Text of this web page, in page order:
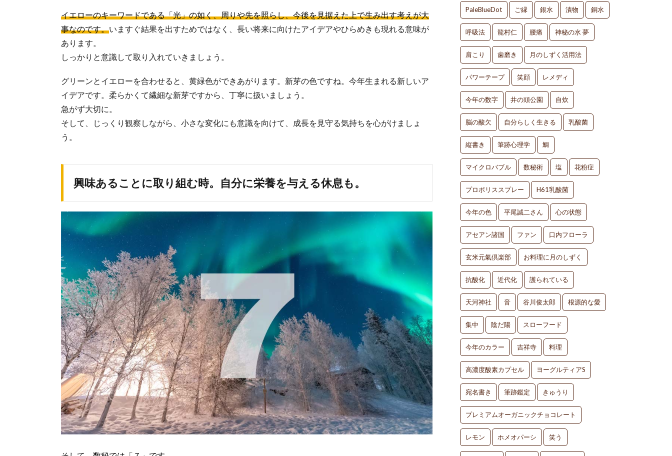
イエローのキーワードである「光」の如く、周りや先を照らし、今後を見据えた上で生み出す考えが大
事なのです。いますぐ結果を出すためではなく、長い将来に向けたアイデアやひらめきも現れる意味が
あります。
しっかりと意識して取り入れていきましょう。
グリーンとイエローを合わせると、黄緑色ができあがります。新芽の色ですね。今年生まれる新しいア
イデアです。柔らかくて繊細な新芽ですから、丁寧に扱いましょう。
急がず大切に。
そして、じっくり観察しながら、小さな変化にも意識を向けて、成長を見守る気持ちを心がけましょ
う。
興味あることに取り組む時。自分に栄養を与える休息も。
PaleBlueDot ご縁 銀水 漬物 銅水
呼吸法 龍村仁 腰痛 神秘の水 夢
肩こり 歯磨き 月のしずく活用法
パワーテープ 笑顔 レメディ
今年の数字 井の頭公園 自炊
脳の酸欠 自分らしく生きる 乳酸菌
縦書き 筆跡心理学 鯛
マイクロバブル 数秘術 塩 花粉症
プロポリススプレー H61乳酸菌
今年の色 平尾誠二さん 心の状態
アセアン諸国 ファン 口内フローラ
玄米元氣倶楽部 お料理に月のしずく
抗酸化 近代化 護られている
天河神社 音 谷川俊太郎 根源的な愛
集中 陰だ陽 スローフード
今年のカラー 吉祥寺 料理
高濃度酸素カプセル ヨーグルティアS
宛名書き 筆跡鑑定 きゅうり
プレミアムオーガニックチョコレート
レモン ホメオパーシ 笑う